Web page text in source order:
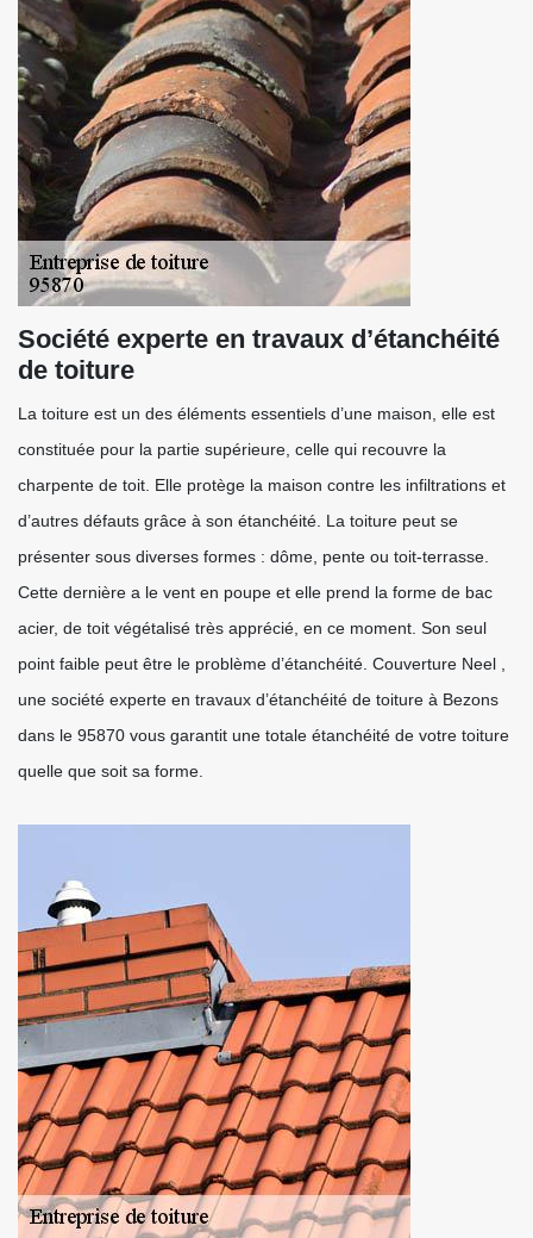
Société experte en travaux d’étanchéité
de toiture
La toiture est un des éléments essentiels d’une maison, elle est
constituée pour la partie supérieure, celle qui recouvre la
charpente de toit. Elle protège la maison contre les infiltrations et
d’autres défauts grâce à son étanchéité. La toiture peut se
présenter sous diverses formes : dôme, pente ou toit-terrasse.
Cette dernière a le vent en poupe et elle prend la forme de bac
acier, de toit végétalisé très apprécié, en ce moment. Son seul
point faible peut être le problème d’étanchéité. Couverture Neel ,
une société experte en travaux d’étanchéité de toiture à Bezons
dans le 95870 vous garantit une totale étanchéité de votre toiture
quelle que soit sa forme.